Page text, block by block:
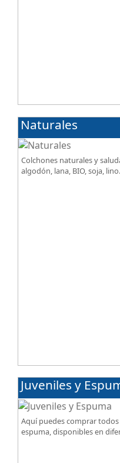
Naturales
Colchones naturales y
algodón, lana, BIO, soja,
Juveniles y
Aquí puedes comprar
espuma, disponibles en